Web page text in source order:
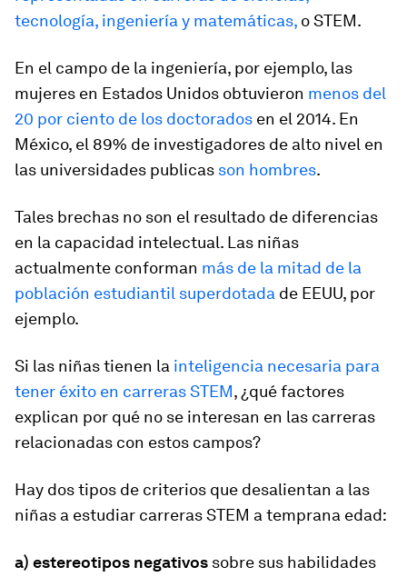
tecnología, ingeniería y matemáticas, o STEM.
En el campo de la ingeniería, por ejemplo, las
mujeres en Estados Unidos obtuvieron menos del
20 por ciento de los doctorados en el 2014. En
México, el 89% de investigadores de alto nivel en
las universidades publicas son hombres.
Tales brechas no son el resultado de diferencias
en la capacidad intelectual. Las niñas
actualmente conforman más de la mitad de la
población estudiantil superdotada de EEUU, por
ejemplo.
Si las niñas tienen la inteligencia necesaria para
tener éxito en carreras STEM, ¿qué factores
explican por qué no se interesan en las carreras
relacionadas con estos campos?
Hay dos tipos de criterios que desalientan a las
niñas a estudiar carreras STEM a temprana edad:
a) estereotipos negativos sobre sus habilidades